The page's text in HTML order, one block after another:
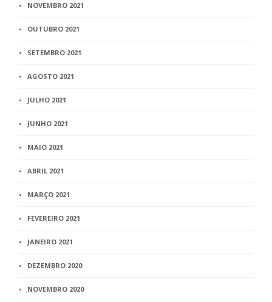
NOVEMBRO 2021
OUTUBRO 2021
SETEMBRO 2021
AGOSTO 2021
JULHO 2021
JUNHO 2021
MAIO 2021
ABRIL 2021
MARÇO 2021
FEVEREIRO 2021
JANEIRO 2021
DEZEMBRO 2020
NOVEMBRO 2020